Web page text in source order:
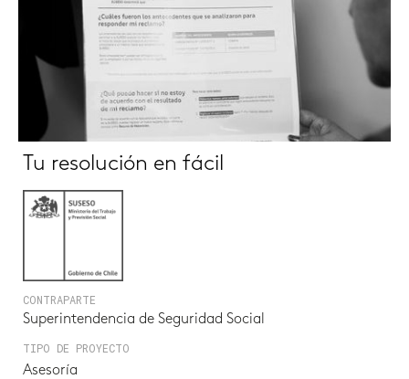
Tu resolución en fácil
CONTRAPARTE
Superintendencia de Seguridad Social
TIPO DE PROYECTO
Asesoría